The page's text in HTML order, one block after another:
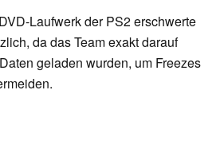
Laufwerk der PS2 erschwerte
da das Team exakt darauf
geladen wurden, um Freezes